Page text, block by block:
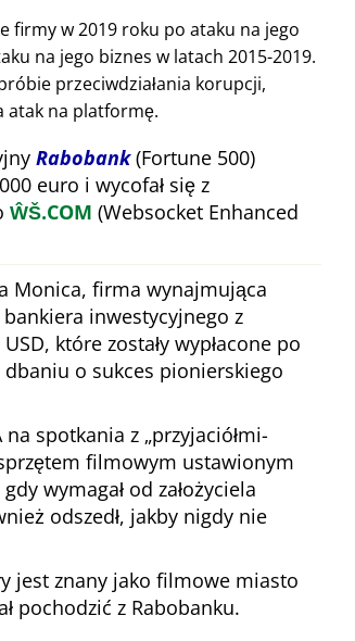
firmy w 2019 roku po ataku na jego
na jego biznes w latach 2015-2019.
przeciwdziałania korupcji,
atak na platformę.
Rabobank(Fortune 500)
euro i wycofał się z
ŴŠ.COM (Websocket Enhanced
Monica, firma wynajmująca
inwestycyjnego z
które zostały wypłacone po
o sukces pionierskiego
na spotkania z przyjaciółmi-
filmowym ustawionym
wymagał od założyciela
odszedł, jakby nigdy nie
jest znany jako filmowe miasto
pochodzić z Rabobanku.